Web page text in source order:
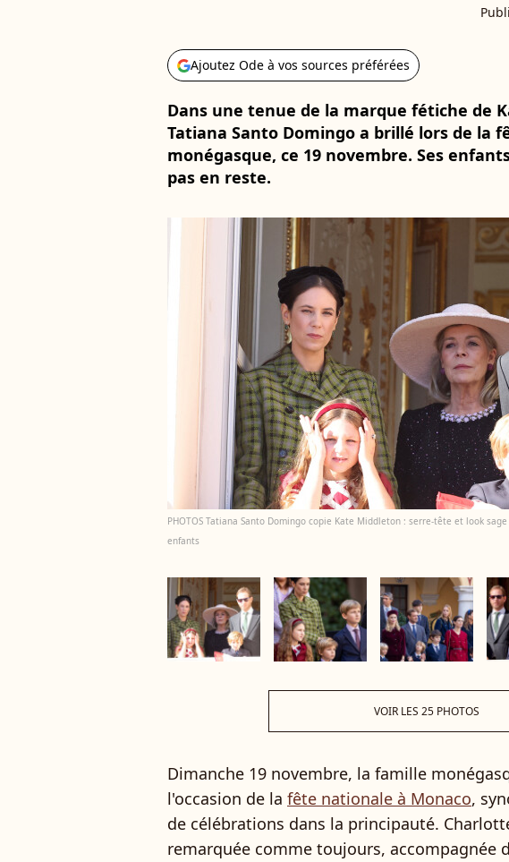
Ajoutez Ode à vos sources préférées
Dans une tenue de la marque fétiche de
Tatiana Santo Domingo a brillé lors de la
monégasque, ce 19 novembre. Ses
pas en reste.
PHOTOS Tatiana Santo Domingo copie Kate Middleton : serre-tête et look
enfants
VOIR LES 25 PHOTOS
Dimanche 19 novembre, la famille
l'occasion de la fête nationale à Monaco,
de célébrations dans la principauté.
remarquée comme toujours, accompagnée